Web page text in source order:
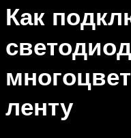
Как
ленту